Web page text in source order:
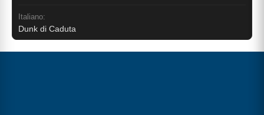
Italiano:
Dunk di Caduta